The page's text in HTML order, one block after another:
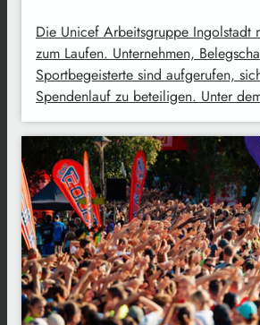
Die Unicef Arbeitsgruppe Ingolstadt
zum Laufen. Unternehmen,
Sportbegeisterte sind aufgerufen,
Spendenlauf zu beteiligen. Unter